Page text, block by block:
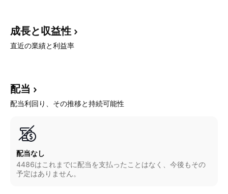
成長と収益性
直近の業績と利益率
配当
配当利回り、その推移と持続可能性
配当なし
4486はこれまでに配当を支払ったことはなく、今後もその
予定はありません。